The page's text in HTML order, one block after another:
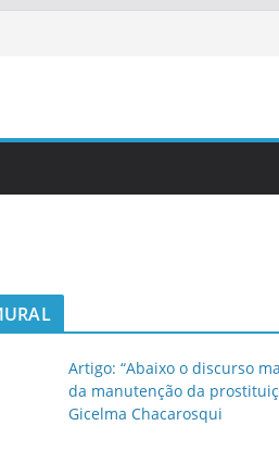
Artigo: “Abaixo o discurso
da manutenção da
Gicelma Chacarosqui